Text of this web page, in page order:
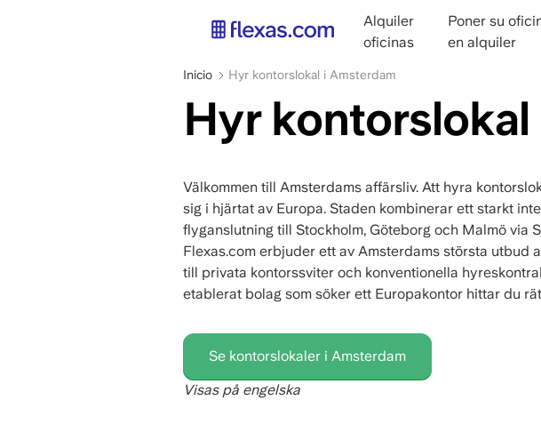
main
navigation
Alquiler
oficinas
Poner su
en alquiler
Sobrescribir
de
ayuda
la
navegación
Inicio Hyr kontorslokal i Amsterdam
Hyr
Välkommen till Amsterdams affärsliv. Att hyra
sig i hjärtat av Europa. Staden kombinerar ett starkt
flyganslutning till Stockholm, Göteborg och Malmö via
Flexas.com erbjuder ett av Amsterdams största
till privata kontorssviter och konventionella
etablerat bolag som söker ett Europakontor hittar du
Se kontorslokaler i Amsterdam
Visas på engelska